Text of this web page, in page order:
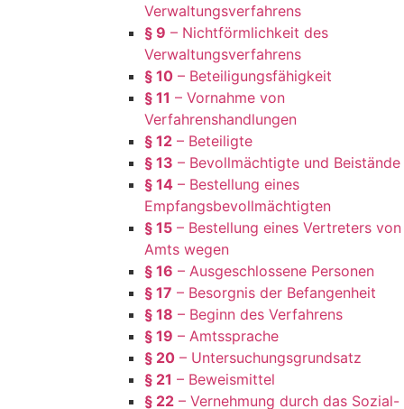
Verwaltungsverfahrens
§ 9 – Nichtförmlichkeit des
Verwaltungsverfahrens
§ 10 – Beteiligungsfähigkeit
§ 11 – Vornahme von
Verfahrenshandlungen
§ 12 – Beteiligte
§ 13 – Bevollmächtigte und Beistände
§ 14 – Bestellung eines
Empfangsbevollmächtigten
§ 15 – Bestellung eines Vertreters von
Amts wegen
§ 16 – Ausgeschlossene Personen
§ 17 – Besorgnis der Befangenheit
§ 18 – Beginn des Verfahrens
§ 19 – Amtssprache
§ 20 – Untersuchungsgrundsatz
§ 21 – Beweismittel
§ 22 – Vernehmung durch das Sozial-